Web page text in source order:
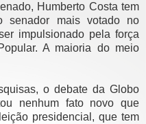
Humberto Costa tem
senador mais votado no
impulsionado pela força
A maioria do meio
o debate da Globo
nenhum fato novo que
presidencial, que tem